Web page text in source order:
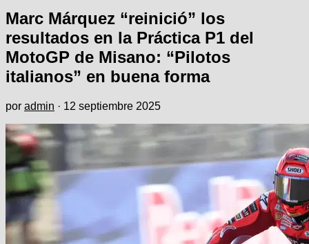
Marc Márquez “reinició” los
resultados en la Práctica P1 del
MotoGP de Misano: “Pilotos
italianos” en buena forma
por admin · 12 septiembre 2025